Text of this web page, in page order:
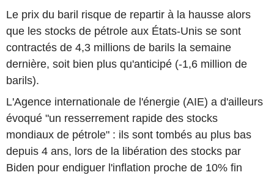
Le prix du baril risque de repartir à la hausse alors
que les stocks de pétrole aux États-Unis se sont
contractés de 4,3 millions de barils la semaine
dernière, soit bien plus qu'anticipé (-1,6 million de
barils).
L'Agence internationale de l'énergie (AIE) a d'ailleurs
évoqué "un resserrement rapide des stocks
mondiaux de pétrole" : ils sont tombés au plus bas
depuis 4 ans, lors de la libération des stocks par
Biden pour endiguer l'inflation proche de 10% fin